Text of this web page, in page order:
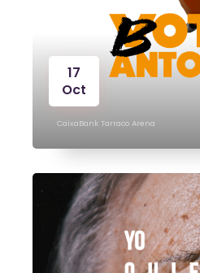
17
Oct
CaixaBank Tarraco Arena